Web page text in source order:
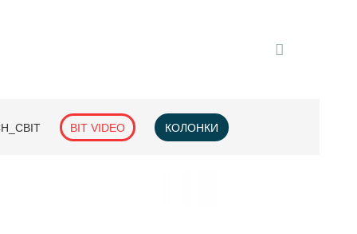
BIT VIDEO КОЛОНКИ